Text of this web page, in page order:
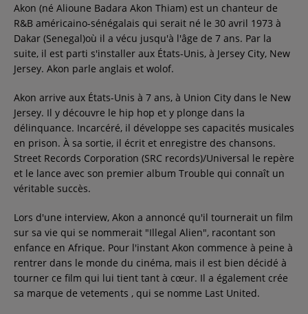
CONCOURS
Contact
Contact
Régie Publicitaire
Fréquences
Recherche d'un titre
Akon (né Alioune Badara Akon Thiam) est un chanteur de
R&B américaino-sénégalais qui serait né le 30 avril 1973 à
Dakar (Senegal)où il a vécu jusqu'à l'âge de 7 ans. Par la
suite, il est parti s'installer aux États-Unis, à Jersey City, New
Jersey. Akon parle anglais et wolof.
Akon arrive aux États-Unis à 7 ans, à Union City dans le New
Jersey. Il y découvre le hip hop et y plonge dans la
délinquance. Incarcéré, il développe ses capacités musicales
en prison. À sa sortie, il écrit et enregistre des chansons.
Street Records Corporation (SRC records)/Universal le repère
et le lance avec son premier album Trouble qui connaît un
véritable succès.
Lors d'une interview, Akon a annoncé qu'il tournerait un film
sur sa vie qui se nommerait "Illegal Alien", racontant son
enfance en Afrique. Pour l'instant Akon commence à peine à
rentrer dans le monde du cinéma, mais il est bien décidé à
tourner ce film qui lui tient tant à cœur. Il a également crée
sa marque de vetements , qui se nomme Last United.